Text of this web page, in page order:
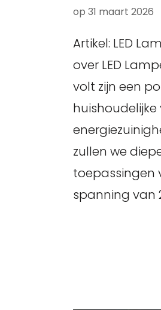
op 31 maart 2026
Artikel: LED
over LED
volt zijn een
zullen we
toepassingen
spanning van